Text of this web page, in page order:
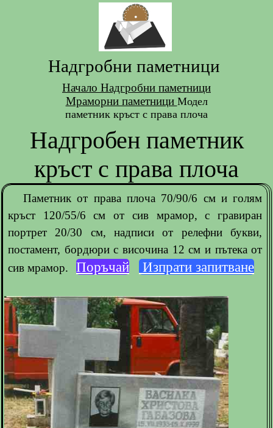
Надгробни паметници
Начало Надгробни паметници
Мраморни паметници Модел
паметник кръст с права плоча
Надгробен паметник
кръст с права плоча
Паметник от права плоча 70/90/6 см и голям
кръст 120/55/6 см от сив мрамор, с гравиран
портрет 20/30 см, надписи от релефни букви,
постамент, бордюри с височина 12 см и пътека от
сив мрамор.
Поръчай Изпрати запитване